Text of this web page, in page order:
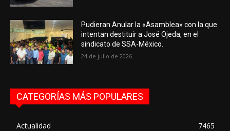
Pudieran Anular la «Asamblea» con la que
intentan destituir a José Ojeda, en el
sindicato de SSA-México.
24 de julio de 2026
CATEGORÍAS MÁS POPULARES
Actualidad
7465